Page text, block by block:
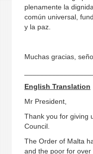
plenamente la
común universal,
y la paz.
Muchas gracias,
English Translation
Mr President,
Thank you for giving
Council.
The Order of Malta
and the poor for